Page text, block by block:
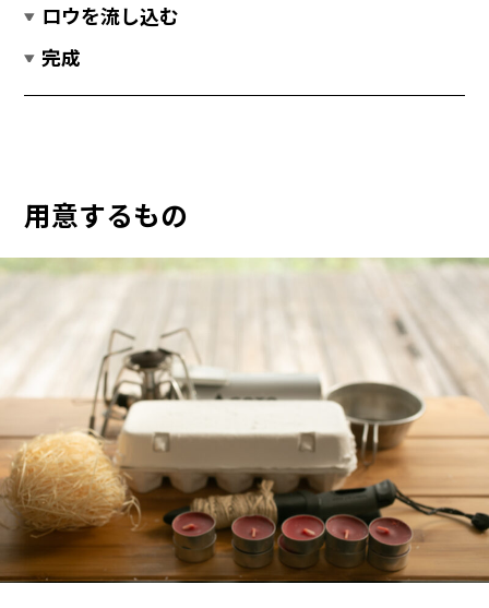
ロウを流し込む
完成
用意するもの